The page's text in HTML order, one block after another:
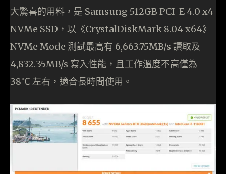
大驚喜的用料，是 Samsung 512GB PCI-E 4.0 x4
NVMe SSD，以《CrystalDiskMark 8.04 x64》
NVMe Mode 測試最高有 6,663.75MB/s 讀取及
4,832.35MB/s 寫入性能，且工作溫度不高僅為
38℃ 左右，適合長時間使用。